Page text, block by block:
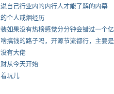
自己行业内的内行人才能了解的内幕
个人戒烟经历
如果没有热榜感觉分分钟会错过一个亿
有大佬
从今天开始
玩儿